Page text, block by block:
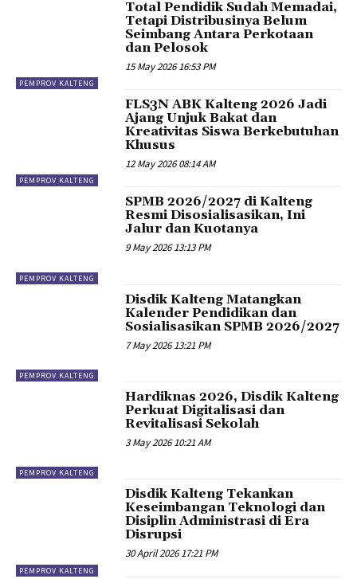
PEMPROV KALTENG
Total Pendidik Sudah Memadai,
Tetapi Distribusinya Belum
Seimbang Antara Perkotaan
dan Pelosok
15 May 2026 16:53 PM
PEMPROV KALTENG
FLS3N ABK Kalteng 2026 Jadi
Ajang Unjuk Bakat dan
Kreativitas Siswa Berkebutuhan
Khusus
12 May 2026 08:14 AM
PEMPROV KALTENG
SPMB 2026/2027 di Kalteng
Resmi Disosialisasikan, Ini
Jalur dan Kuotanya
9 May 2026 13:13 PM
PEMPROV KALTENG
Disdik Kalteng Matangkan
Kalender Pendidikan dan
Sosialisasikan SPMB 2026/2027
7 May 2026 13:21 PM
PEMPROV KALTENG
Hardiknas 2026, Disdik Kalteng
Perkuat Digitalisasi dan
Revitalisasi Sekolah
3 May 2026 10:21 AM
PEMPROV KALTENG
Disdik Kalteng Tekankan
Keseimbangan Teknologi dan
Disiplin Administrasi di Era
Disrupsi
30 April 2026 17:21 PM